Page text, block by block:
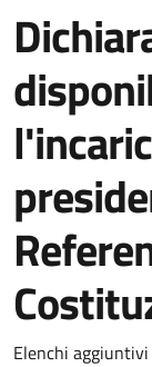
Elenchi aggiuntivi